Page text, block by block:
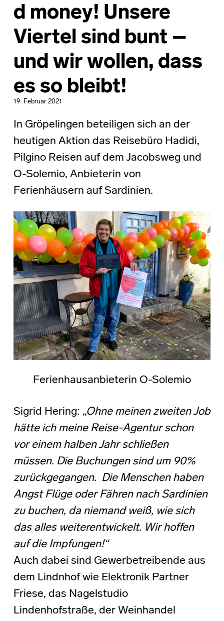
d money! Unsere
Viertel sind bunt –
und wir wollen, dass
es so bleibt!
19. Februar 2021
In Gröpelingen beteiligen sich an der
heutigen Aktion das Reisebüro Hadidi,
Pilgino Reisen auf dem Jacobsweg und
O-Solemio, Anbieterin von
Ferienhäusern auf Sardinien.
Ferienhausanbieterin O-Solemio
Sigrid Hering: „Ohne meinen zweiten Job
hätte ich meine Reise-Agentur schon
vor einem halben Jahr schließen
müssen. Die Buchungen sind um 90%
zurückgegangen. Die Menschen haben
Angst Flüge oder Fähren nach Sardinien
zu buchen, da niemand weiß, wie sich
das alles weiterentwickelt. Wir hoffen
auf die Impfungen!“
Auch dabei sind Gewerbetreibende aus
dem Lindnhof wie Elektronik Partner
Friese, das Nagelstudio
Lindenhofstraße, der Weinhandel